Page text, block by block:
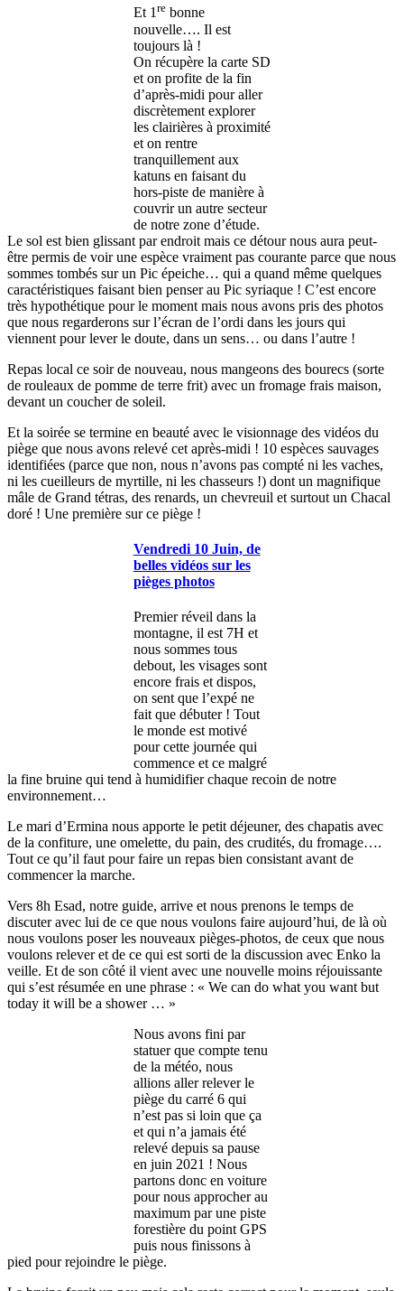
Et 1rebonne
nouvelle…. Il est
toujours là !
On récupère la carte SD
et on profite de la fin
d’après-midi pour aller
discrètement explorer
les clairières à proximité
et on rentre
tranquillement aux
katuns en faisant du
hors-piste de manière à
couvrir un autre secteur
de notre zone d’étude.
Le sol est bien glissant par endroit mais ce détour nous aura peut-
être permis de voir une espèce vraiment pas courante parce que nous
sommes tombés sur un Pic épeiche… qui a quand même quelques
caractéristiques faisant bien penser au Pic syriaque ! C’est encore
très hypothétique pour le moment mais nous avons pris des photos
que nous regarderons sur l’écran de l’ordi dans les jours qui
viennent pour lever le doute, dans un sens… ou dans l’autre !
Repas local ce soir de nouveau, nous mangeons des bourecs (sorte
de rouleaux de pomme de terre frit) avec un fromage frais maison,
devant un coucher de soleil.
Et la soirée se termine en beauté avec le visionnage des vidéos du
piège que nous avons relevé cet après-midi ! 10 espèces sauvages
identifiées (parce que non, nous n’avons pas compté ni les vaches,
ni les cueilleurs de myrtille, ni les chasseurs !) dont un magnifique
mâle de Grand tétras, des renards, un chevreuil et surtout un Chacal
doré ! Une première sur ce piège !
Vendredi 10 Juin, de
belles vidéos sur les
pièges photos
Premier réveil dans la
montagne, il est 7H et
nous sommes tous
debout, les visages sont
encore frais et dispos,
on sent que l’expé ne
fait que débuter ! Tout
le monde est motivé
pour cette journée qui
commence et ce malgré
la fine bruine qui tend à humidifier chaque recoin de notre
environnement…
Le mari d’Ermina nous apporte le petit déjeuner, des chapatis avec
de la confiture, une omelette, du pain, des crudités, du fromage….
Tout ce qu’il faut pour faire un repas bien consistant avant de
commencer la marche.
Vers 8h Esad, notre guide, arrive et nous prenons le temps de
discuter avec lui de ce que nous voulons faire aujourd’hui, de là où
nous voulons poser les nouveaux pièges-photos, de ceux que nous
voulons relever et de ce qui est sorti de la discussion avec Enko la
veille. Et de son côté il vient avec une nouvelle moins réjouissante
qui s’est résumée en une phrase : « We can do what you want but
today it will be a shower … »
Nous avons fini par
statuer que compte tenu
de la météo, nous
allions aller relever le
piège du carré 6 qui
n’est pas si loin que ça
et qui n’a jamais été
relevé depuis sa pause
en juin 2021 ! Nous
partons donc en voiture
pour nous approcher au
maximum par une piste
forestière du point GPS
puis nous finissons à
pied pour rejoindre le piège.